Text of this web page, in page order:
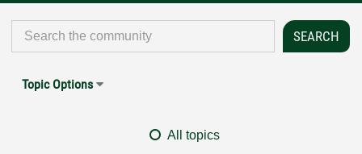
Topic Options
All topics